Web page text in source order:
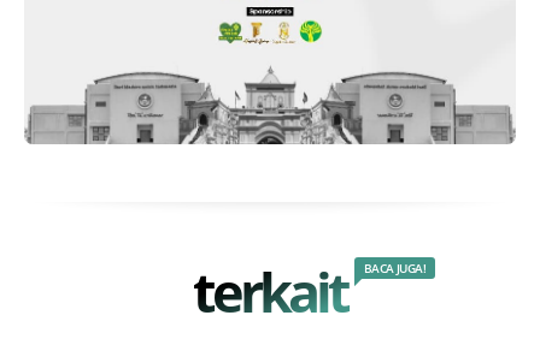
terkait BACA JUGA!